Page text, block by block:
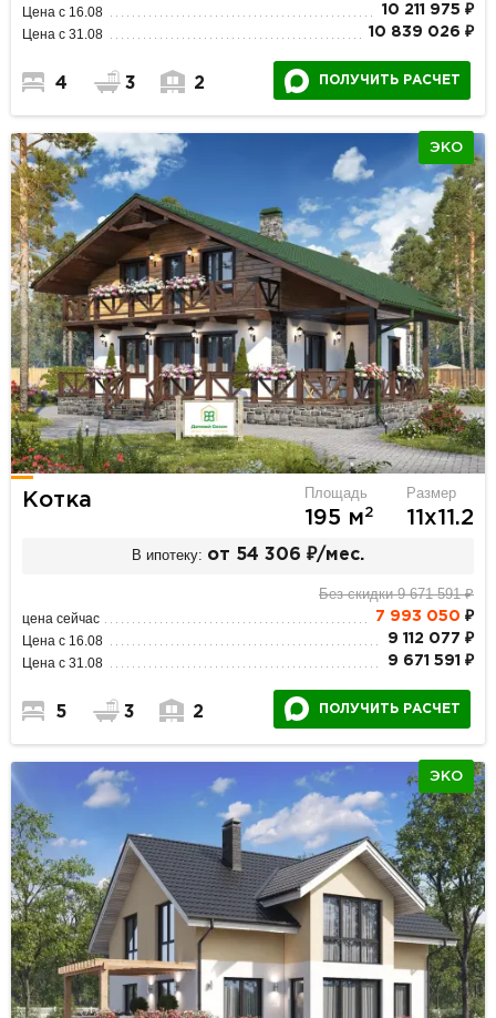
Цена с 16.08 10 211 975 ₽
Цена с 31.08 10 839 026 ₽
4 3 2 ПОЛУЧИТЬ РАСЧЕТ
ЭКО
Котка Площадь
195 м2
Размер
11х11.2
В ипотеку: от 54 306 ₽/мес.
Без скидки 9 671 591 ₽
цена сейчас 7 993 050 ₽
Цена с 16.08 9 112 077 ₽
Цена с 31.08 9 671 591 ₽
5 3 2 ПОЛУЧИТЬ РАСЧЕТ
ЭКО